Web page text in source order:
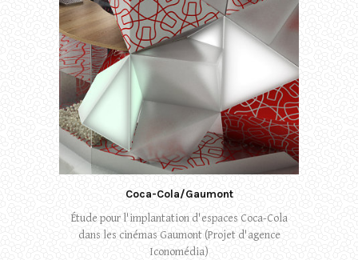
Coca-Cola/Gaumont
Étude pour l'implantation d'espaces Coca-Cola
dans les cinémas Gaumont (Projet d'agence
Iconomédia)